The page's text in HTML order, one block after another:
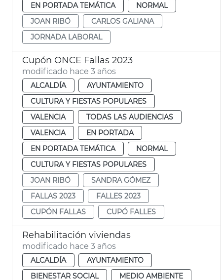
EN PORTADA TEMÁTICA
NORMAL
JOAN RIBÓ
CARLOS GALIANA
JORNADA LABORAL
Cupón ONCE Fallas 2023
modificado hace 3 años
ALCALDÍA
AYUNTAMIENTO
CULTURA Y FIESTAS POPULARES
VALENCIA
TODAS LAS AUDIENCIAS
VALENCIA
EN PORTADA
EN PORTADA TEMÁTICA
NORMAL
CULTURA Y FIESTAS POPULARES
JOAN RIBÓ
SANDRA GÓMEZ
FALLAS 2023
FALLES 2023
CUPÓN FALLAS
CUPÓ FALLES
Rehabilitación viviendas
modificado hace 3 años
ALCALDÍA
AYUNTAMIENTO
BIENESTAR SOCIAL
MEDIO AMBIENTE